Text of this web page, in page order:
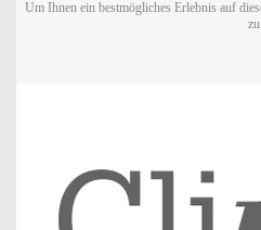
Um Ihnen ein bestmögliches Erlebnis auf